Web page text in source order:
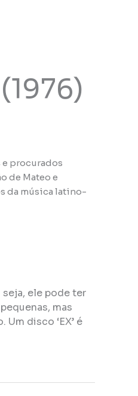
e procurados
de Mateo e
da música latino-
seja, ele pode ter
mas
disco ‘EX’ é